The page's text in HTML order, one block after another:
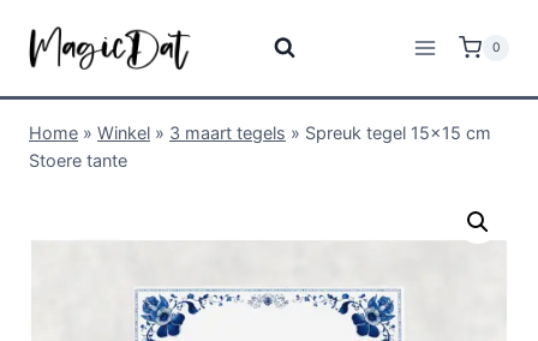
0
Home » Winkel » 3 maart tegels » Spreuk tegel 15×15 cm
Stoere tante